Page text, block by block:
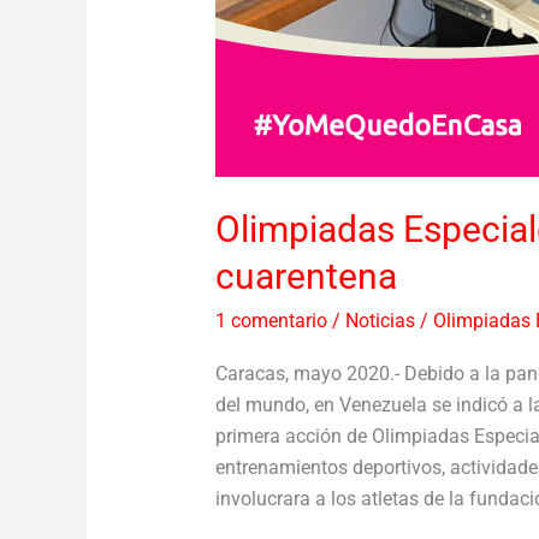
Olimpiadas
cuarentena
1 comentario / Noticias/ Olimpiadas
Caracas, mayo 2020.- Debido a la
del mundo, en Venezuela se indicó a
primera acción de Olimpiadas
entrenamientos deportivos,
involucrara a los atletas de la